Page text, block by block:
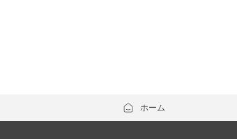
ホーム